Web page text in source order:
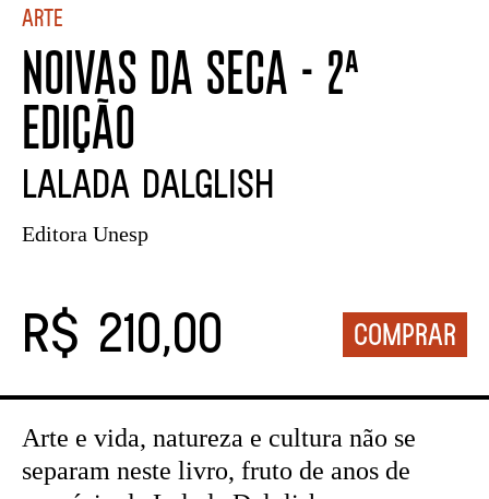
Arte
NOIVAS DA SECA - 2ª
EDIÇÃO
LALADA DALGLISH
Editora Unesp
R$ 210,00
Arte e vida, natureza e cultura não se
separam neste livro, fruto de anos de